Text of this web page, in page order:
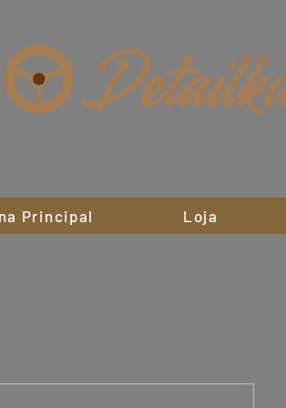
Principal Loja